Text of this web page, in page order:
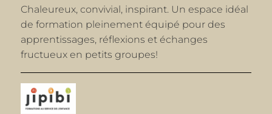
Chaleureux, convivial, inspirant. Un espace idéal
de formation pleinement équipé pour des
apprentissages, réflexions et échanges
fructueux en petits groupes!